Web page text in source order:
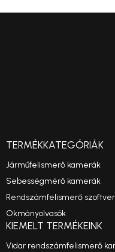
TERMÉKKATEGÓRIÁK
Járműfelismerő kamerák
Sebességmérő kamerák
Rendszámfelismerő
Okmányolvasók
KIEMELT TERMÉKEINK
Vidar rendszámfelismerő